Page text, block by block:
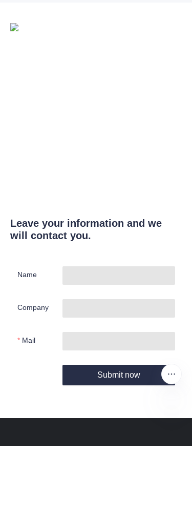
Leave your information and we
will contact you.
Name
Company
Mail
Submit now